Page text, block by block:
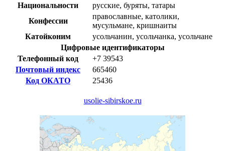
Национальности
русские, буряты, татары
Конфессии
православные, католики,
мусульмане, кришнаиты
Катойконим
усольчанин, усольчанка, усольчане
Цифровые идентификаторы
Телефонный код
+7 39543
Почтовый индекс
665460
Код ОКАТО
25436
usolie-sibirskoe.ru